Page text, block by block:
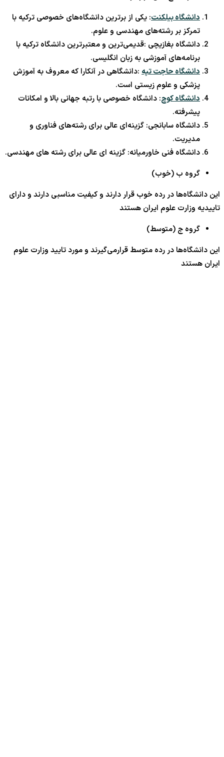
دانشگاه بیلکنت: یکی از برترین دانشگاه‌های خصوصی ترکیه با
تمرکز بر رشته‌های مهندسی و علوم.
دانشگاه بغازیچی :قدیمی‌ترین و معتبرترین دانشگاه ترکیه با
برنامه‌های آموزشی به زبان انگلیسی.
دانشگاه حاجت تپه :دانشگاهی در آنکارا که معروف به آموزش
پزشکی و علوم زیستی است.
دانشگاه کوچ: دانشگاه خصوصی با رتبه جهانی بالا و امکانات
پیشرفته.
دانشگاه سابانجی: گزینه‌ای عالی برای رشته‌های فناوری و
مدیریت.
دانشگاه فنی خاورمیانه: گزینه ای عالی برای رشته های مهندسی.
گروه ب (خوب)
این دانشگاه‌ها در رده خوب قرار دارند و کیفیت مناسبی دارند و دارای
تاییدیه وزارت علوم ایران هستند
گروه ج (متوسط)
این دانشگاه‌ها در رده متوسط قرارمی‌گیرند و مورد تایید وزارت علوم
ایران هستند